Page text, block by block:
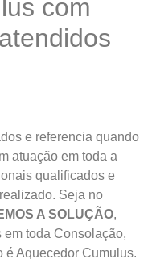
com
e referencia quando
atuação em toda a
qualificados e
Seja no
A SOLUÇÃO,
toda Consolação,
é Aquecedor Cumulus.